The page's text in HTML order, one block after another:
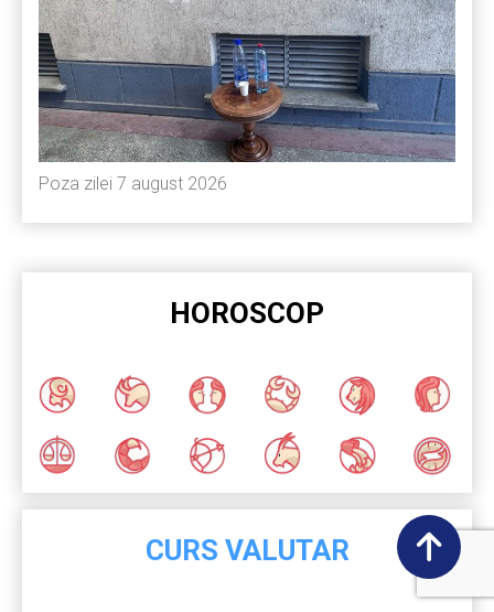
Poza zilei 7 august 2026
HOROSCOP
CURS VALUTAR